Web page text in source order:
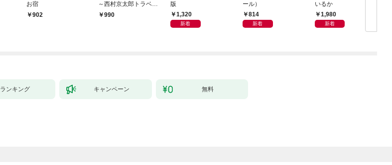
お宿
902
～西村京太郎トラベル
ミステリー・セレクシ
990
版
1,320
新着
ール）
814
新着
いるか
1,980
新着
ランキング キャンペーン 無料